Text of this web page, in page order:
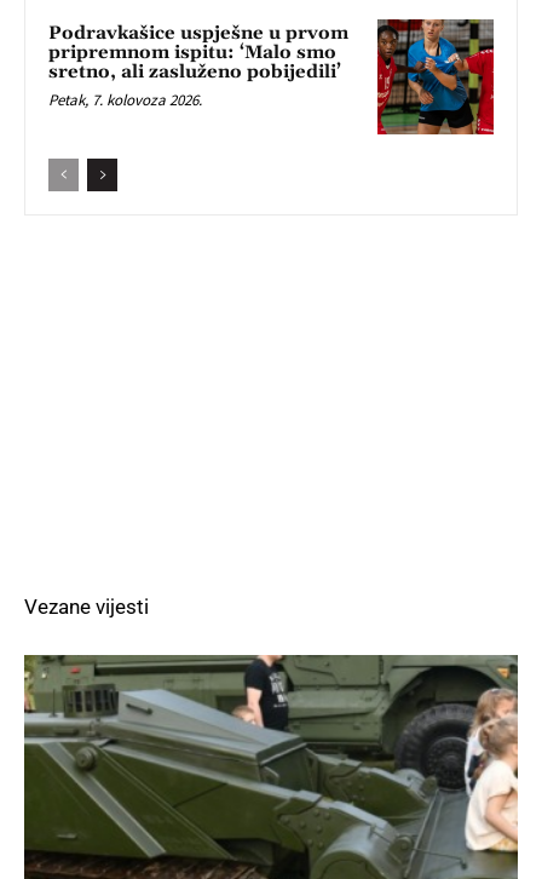
Podravkašice uspješne u prvom
pripremnom ispitu: ‘Malo smo
sretno, ali zasluženo pobijedili’
Petak, 7. kolovoza 2026.
Vezane vijesti